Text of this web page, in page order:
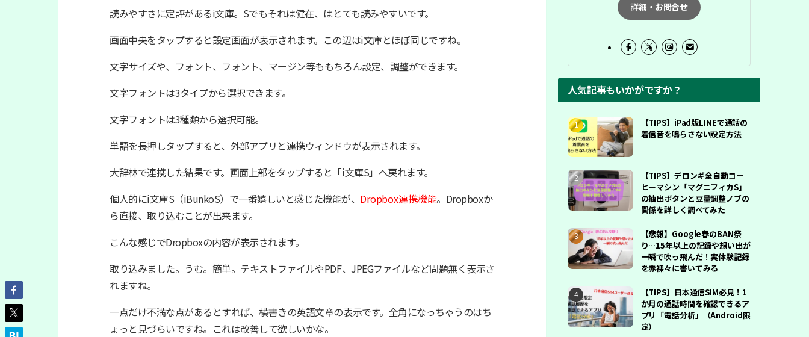
読みやすさに定評があるi文庫。Sでもそれは健在、はとても読みやすいです。
画面中央をタップすると設定画面が表示されます。この辺はi文庫とほぼ同じですね。
文字サイズや、フォント、フォント、マージン等ももちろん設定、調整ができます。
文字フォントは3タイプから選択できます。
文字フォントは3種類から選択可能。
単語を長押しタップすると、外部アプリと連携ウィンドウが表示されます。
大辞林で連携した結果です。画面上部をタップすると「i文庫S」へ戻れます。
個人的にi文庫S（iBunkoS）で一番嬉しいと感じた機能が、 Dropbox連携機能。Dropboxか
ら直接、取り込むことが出来ます。
こんな感じでDropboxの内容が表示されます。
取り込みました。うむ。簡単。テキストファイルやPDF、JPEGファイルなど問題無く表示さ
れますね。
一点だけ不満な点があるとすれば、横書きの英語文章の表示です。全角になっちゃうのはち
ょっと見づらいですね。これは改善して欲しいかな。
詳細・お問合せ
人気記事もいかがですか？
【TIPS】iPad版LINEで通話の
着信音を鳴らさない設定方法
【TIPS】デロンギ全自動コー
ヒーマシン「マグニフィカS」
の抽出ボタンと豆量調整ノブの
関係を詳しく調べてみた
【悲報】Google春のBAN祭
り…15年以上の記録や想い出が
一瞬で吹っ飛んだ！実体験記録
を赤裸々に書いてみる
【TIPS】日本通信SIM必見！1
か月の通話時間を確認できるア
プリ「電話分析」（Android限
定）